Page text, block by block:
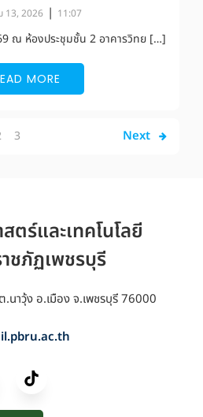
13, 2026 | 11:07
ณ ห้องประชุมชั้น 2 อาคารวิทย […]
MORE
3 Next
ตร์และเทคโนโลยี
ชภัฏเพชรบุรี
นาวุ้ง อ.เมือง จ.เพชรบุรี 76000